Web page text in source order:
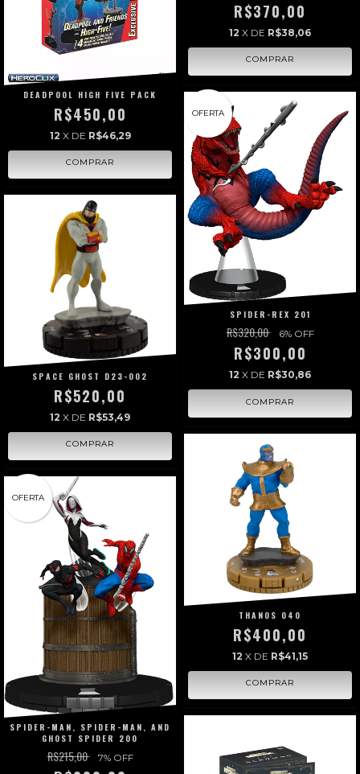
DEADPOOL HIGH FIVE PACK
R$450,00
12 X DE R$46,29
R$370,00
12 X DE R$38,06
SPACE GHOST D23-002
R$520,00
12 X DE R$53,49
OFERTA
SPIDER-REX 201
R$320,00 6% OFF
R$300,00
12 X DE R$30,86
OFERTA
SPIDER-MAN, SPIDER-MAN, AND
GHOST SPIDER 200
R$215,00 7% OFF
THANOS 040
R$400,00
12 X DE R$41,15